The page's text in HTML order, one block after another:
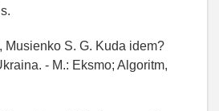
Musienko S. G. Kuda idem?
- M.: Eksmo; Algoritm,